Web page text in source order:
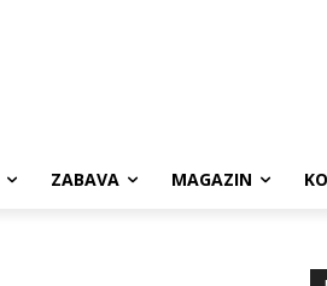
ZABAVA MAGAZIN